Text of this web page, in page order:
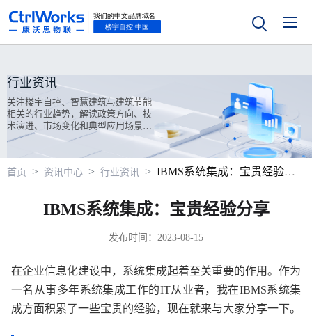
行业资讯
关注楼宇自控、智慧建筑与建筑节能
相关的行业趋势，解读政策方向、技
术演进、市场变化和典型应用场景案
例。
首页 > 资讯中心 > 行业资讯 > IBMS系统集成：宝贵经验分享
IBMS系统集成：宝贵经验分享
发布时间：2023-08-15
在企业信息化建设中，系统集成起着至关重要的作用。作为
一名从事多年系统集成工作的IT从业者，我在IBMS系统集
成方面积累了一些宝贵的经验，现在就来与大家分享一下。